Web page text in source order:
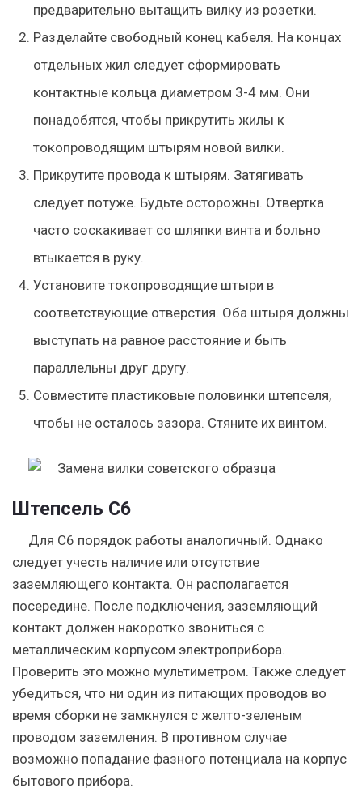
предварительно вытащить вилку из розетки.
Разделайте свободный конец кабеля. На концах
отдельных жил следует сформировать
контактные кольца диаметром 3-4 мм. Они
понадобятся, чтобы прикрутить жилы к
токопроводящим штырям новой вилки.
Прикрутите провода к штырям. Затягивать
следует потуже. Будьте осторожны. Отвертка
часто соскакивает со шляпки винта и больно
втыкается в руку.
Установите токопроводящие штыри в
соответствующие отверстия. Оба штыря должны
выступать на равное расстояние и быть
параллельны друг другу.
Совместите пластиковые половинки штепселя,
чтобы не осталось зазора. Стяните их винтом.
Штепсель C6
Для C6 порядок работы аналогичный. Однако
следует учесть наличие или отсутствие
заземляющего контакта. Он располагается
посередине. После подключения, заземляющий
контакт должен накоротко звониться с
металлическим корпусом электроприбора.
Проверить это можно мультиметром. Также следует
убедиться, что ни один из питающих проводов во
время сборки не замкнулся с желто-зеленым
проводом заземления. В противном случае
возможно попадание фазного потенциала на корпус
бытового прибора.